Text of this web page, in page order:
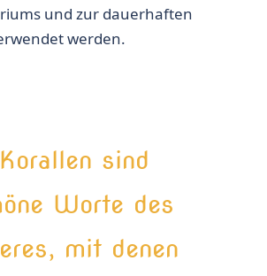
und zur dauerhaften
werden.
sind
Worte des
mit denen